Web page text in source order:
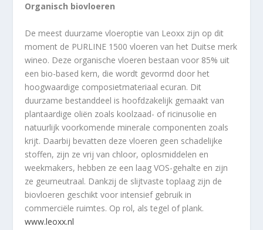
Organisch biovloeren
De meest duurzame vloeroptie van Leoxx zijn op dit
moment de PURLINE 1500 vloeren van het Duitse merk
wineo. Deze organische vloeren bestaan voor 85% uit
een bio-based kern, die wordt gevormd door het
hoogwaardige composietmateriaal ecuran. Dit
duurzame bestanddeel is hoofdzakelijk gemaakt van
plantaardige oliën zoals koolzaad- of ricinusolie en
natuurlijk voorkomende minerale componenten zoals
krijt. Daarbij bevatten deze vloeren geen schadelijke
stoffen, zijn ze vrij van chloor, oplosmiddelen en
weekmakers, hebben ze een laag VOS-gehalte en zijn
ze geurneutraal. Dankzij de slijtvaste toplaag zijn de
biovloeren geschikt voor intensief gebruik in
commerciële ruimtes. Op rol, als tegel of plank.
www.leoxx.nl